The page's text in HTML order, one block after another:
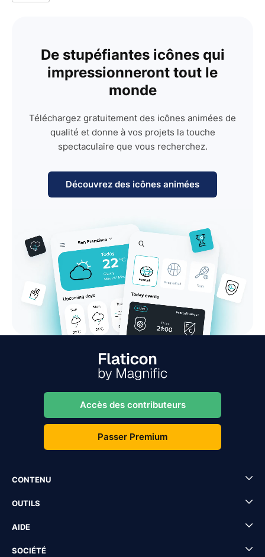
De stupéfiantes icônes qui
impressionneront tout le
monde
Téléchargez gratuitement des icônes animées de
qualité et donne à vos projets la touche
spectaculaire que vous recherchez.
Découvrez des icônes animées
Accès des contributeurs
Passer Premium
CONTENU
OUTILS
AIDE
SOCIÉTÉ